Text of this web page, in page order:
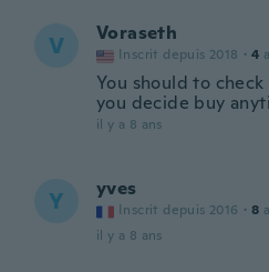
V Voraseth
Inscrit depuis 2018 · 4
You should to
you decide buy
il y a 8 ans
Y yves
Inscrit depuis 2016 · 8
il y a 8 ans